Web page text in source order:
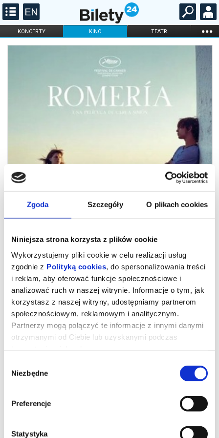
Zgoda Szczegóły O plikach cookies
Niniejsza strona korzysta z plików cookie
Wykorzystujemy pliki cookie w celu realizacji usług
zgodnie z Polityką cookies , do spersonalizowania treści
i reklam, aby oferować funkcje społecznościowe i
analizować ruch w naszej witrynie. Informacje o tym, jak
korzystasz z naszej witryny, udostępniamy partnerom
społecznościowym, reklamowym i analitycznym.
Partnerzy mogą połączyć te informacje z innymi danymi
otrzymanymi od Ciebie lub uzyskanymi podczas
zgody
Niezbędne
Preferencje
Statystyka
KONCERTY KINO TEATR ...
FILHARMONIA OPERA I BALET
ONLINE
choć rozgrywa się w kręgu jednej rodziny, zrywa ze zbiorowym
wstydem i wyparciem. Carla Simón tym razem zabiera nas do
hiszpańskiej Galicji, by odtworzyć pewne lato z własnej młodości.
niezbędny, by dostała studenckie stypendium. Pozornie błahy,
biurokratyczny wymóg wydobywa na jaw rodzinną tajemnicę, jest